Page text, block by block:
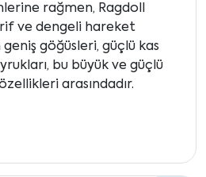
rağmen, Ragdoll
ve dengeli hareket
göğüsleri, güçlü kas
bu büyük ve güçlü
arasındadır.